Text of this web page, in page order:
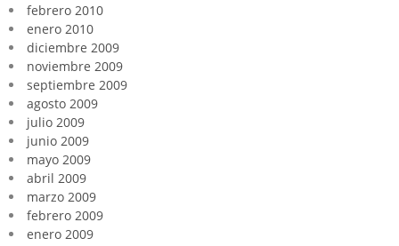
febrero 2010
enero 2010
diciembre 2009
noviembre 2009
septiembre 2009
agosto 2009
julio 2009
junio 2009
mayo 2009
abril 2009
marzo 2009
febrero 2009
enero 2009